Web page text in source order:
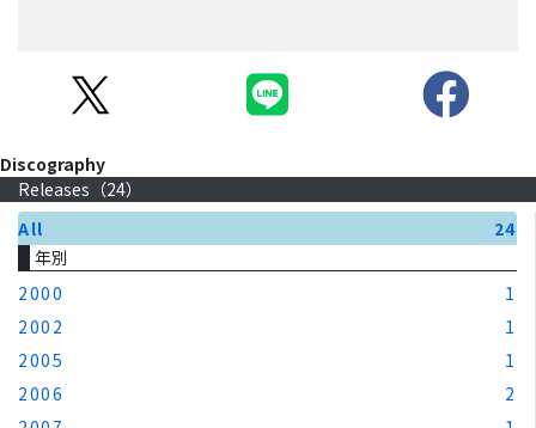
Discography
Releases（24）
All
24
年別
2000
1
2002
1
2005
1
2006
2